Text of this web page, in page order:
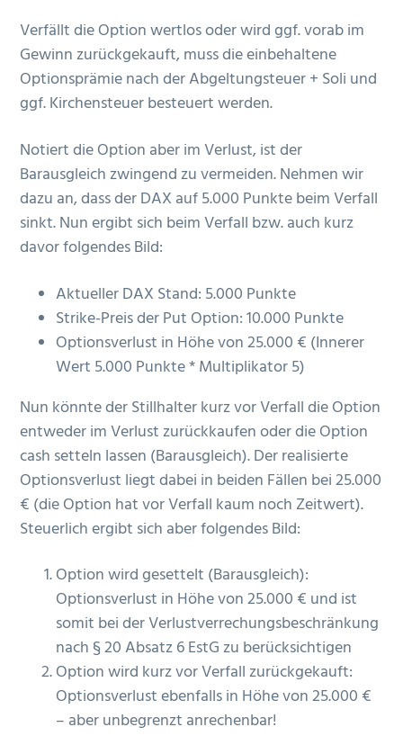
Verfällt die Option wertlos oder wird ggf. vorab im
Gewinn zurückgekauft, muss die einbehaltene
Optionsprämie nach der Abgeltungsteuer + Soli und
ggf. Kirchensteuer besteuert werden.
Notiert die Option aber im Verlust, ist der
Barausgleich zwingend zu vermeiden. Nehmen wir
dazu an, dass der DAX auf 5.000 Punkte beim Verfall
sinkt. Nun ergibt sich beim Verfall bzw. auch kurz
davor folgendes Bild:
Aktueller DAX Stand: 5.000 Punkte
Strike-Preis der Put Option: 10.000 Punkte
Optionsverlust in Höhe von 25.000 € (Innerer
Wert 5.000 Punkte * Multiplikator 5)
Nun könnte der Stillhalter kurz vor Verfall die Option
entweder im Verlust zurückkaufen oder die Option
cash setteln lassen (Barausgleich). Der realisierte
Optionsverlust liegt dabei in beiden Fällen bei 25.000
€ (die Option hat vor Verfall kaum noch Zeitwert).
Steuerlich ergibt sich aber folgendes Bild:
Option wird gesettelt (Barausgleich):
Optionsverlust in Höhe von 25.000 € und ist
somit bei der Verlustverrechungsbeschränkung
nach § 20 Absatz 6 EstG zu berücksichtigen
Option wird kurz vor Verfall zurückgekauft:
Optionsverlust ebenfalls in Höhe von 25.000 €
– aber unbegrenzt anrechenbar!